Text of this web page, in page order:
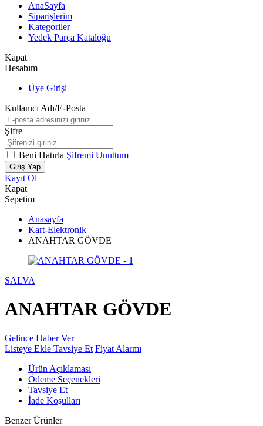
AnaSayfa
Siparişlerim
Kategoriler
Yedek Parça Kataloğu
Kapat
Hesabım
Üye Girişi
Kullanıcı Adı/E-Posta
Şifre
Beni Hatırla Şifremi Unuttum
Giriş Yap
Kayıt Ol
Kapat
Sepetim
Anasayfa
Kart-Elektronik
ANAHTAR GÖVDE
SALVA
ANAHTAR GÖVDE
Gelince Haber Ver
Listeye Ekle Tavsiye Et Fiyat Alarmı
Ürün Açıklaması
Ödeme Seçenekleri
Tavsiye Et
İade Koşulları
Benzer Ürünler